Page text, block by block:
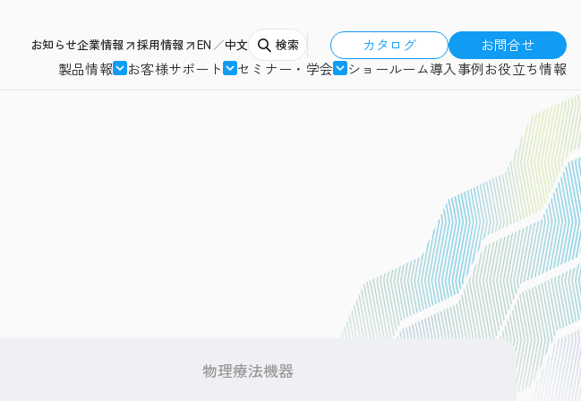
お知らせ企業情報 採用情報 EN 中文 検索 カタログ
お問合せ
製品情報
お客様サポート セミナー・学会 ショールーム導入事例お役立ち情報
物理療法機器